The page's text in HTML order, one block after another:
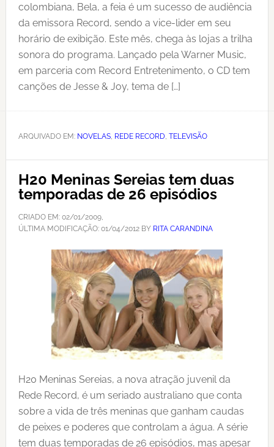
colombiana, Bela, a feia é um sucesso de audiência
da emissora Record, sendo a vice-lider em seu
horário de exibição. Este mês, chega às lojas a trilha
sonora do programa. Lançado pela Warner Music,
em parceria com Record Entretenimento, o CD tem
canções de Jesse & Joy, tema de […]
ARQUIVADO EM: NOVELAS, REDE RECORD TELEVISÃO
H20 Meninas Sereias tem duas
temporadas de 26 episódios
CRIADO EM: 02/01/2009,
ÚLTIMA MODIFICAÇÃO: 01/04/2012BY RITA CARANDINA
H20 Meninas Sereias, a nova atração juvenil da
Rede Record, é um seriado australiano que conta
sobre a vida de três meninas que ganham caudas
de peixes e poderes que controlam a água. A série
tem duas temporadas de 26 episódios, mas apesar